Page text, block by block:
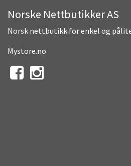
Norske Nettbutikker AS
Norsk nettbutikk for enkel og
Mystore.no